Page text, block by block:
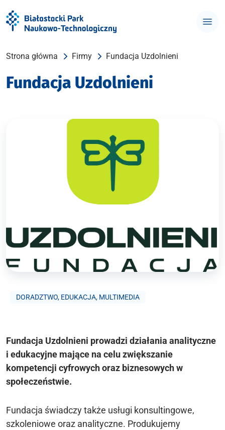
Strona główna Firmy Fundacja Uzdolnieni
Fundacja Uzdolnieni
DORADZTWO, EDUKACJA, MULTIMEDIA
Fundacja Uzdolnieni prowadzi działania analityczne
i edukacyjne mające na celu zwiększanie
kompetencji cyfrowych oraz biznesowych w
społeczeństwie.
Fundacja świadczy także usługi konsultingowe,
szkoleniowe oraz analityczne. Produkujemy